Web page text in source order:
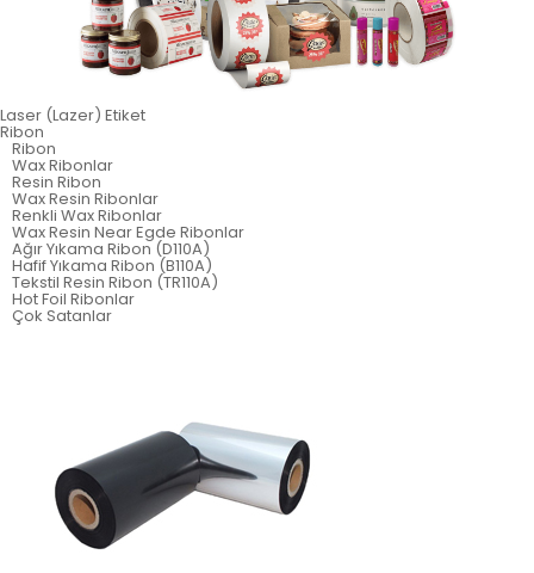
Laser (Lazer) Etiket
Ribon
Ribon
Wax Ribonlar
Resin Ribon
Wax Resin Ribonlar
Renkli Wax Ribonlar
Wax Resin Near Egde Ribonlar
Ağır Yıkama Ribon (D110A)
Hafif Yıkama Ribon (B110A)
Tekstil Resin Ribon (TR110A)
Hot Foil Ribonlar
Çok Satanlar